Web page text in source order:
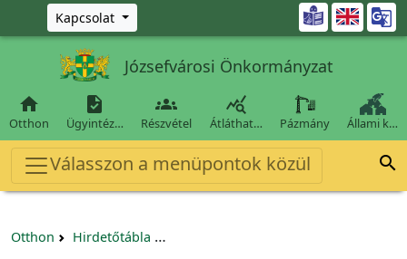
Ugrás a fő tartalomra
Kapcsolat 
Józsefvárosi Önkormányzat

Otthon

Ügyintéz…

Részvétel

Átláthat… Pázmány Állami k…
Válasszon a menüpontok közül 
Otthon Hirdetőtábla